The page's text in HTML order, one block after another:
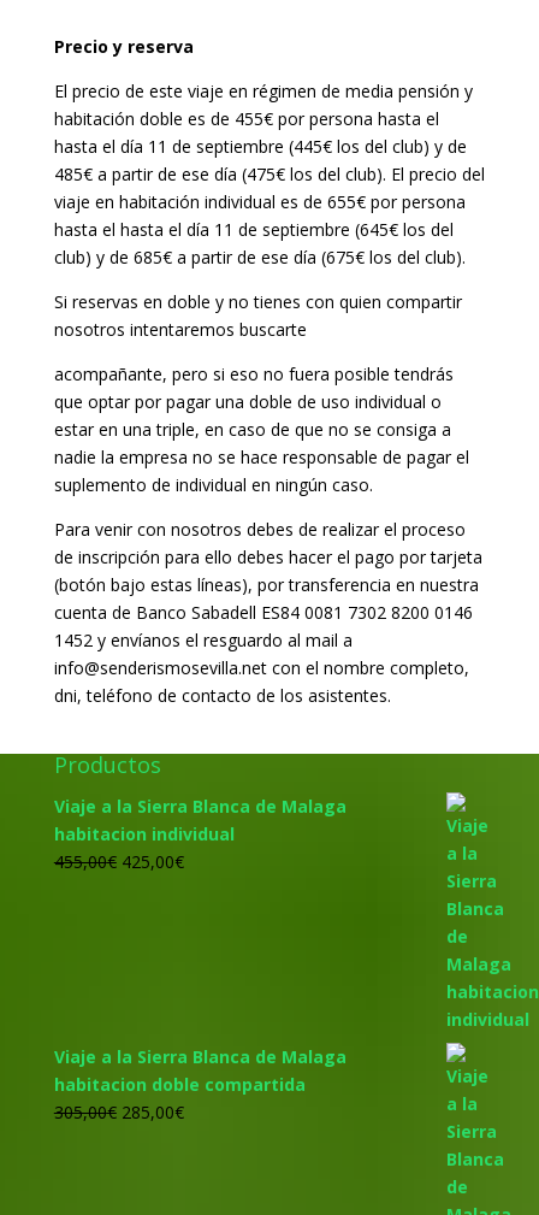
Precio y reserva
El precio de este viaje en régimen de media pensión y
habitación doble es de 455€ por persona hasta el
hasta el día 11 de septiembre (445€ los del club) y de
485€ a partir de ese día (475€ los del club). El precio del
viaje en habitación individual es de 655€ por persona
hasta el hasta el día 11 de septiembre (645€ los del
club) y de 685€ a partir de ese día (675€ los del club).
Si reservas en doble y no tienes con quien compartir
nosotros intentaremos buscarte
acompañante, pero si eso no fuera posible tendrás
que optar por pagar una doble de uso individual o
estar en una triple, en caso de que no se consiga a
nadie la empresa no se hace responsable de pagar el
suplemento de individual en ningún caso.
Para venir con nosotros debes de realizar el proceso
de inscripción para ello debes hacer el pago por tarjeta
(botón bajo estas líneas), por transferencia en nuestra
cuenta de Banco Sabadell ES84 0081 7302 8200 0146
1452 y envíanos el resguardo al mail a
info@senderismosevilla.net con el nombre completo,
dni, teléfono de contacto de los asistentes.
Productos
Viaje a la Sierra Blanca de Malaga
habitacion individual
455,00€ El
425,00€El
Viaje a la Sierra Blanca de Malaga
habitacion doble compartida
305,00€ El
285,00€El